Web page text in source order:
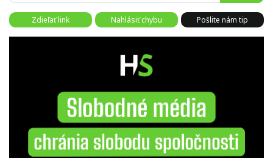
Zdieľať link Nahlásiť chybu Pošlite nám tip